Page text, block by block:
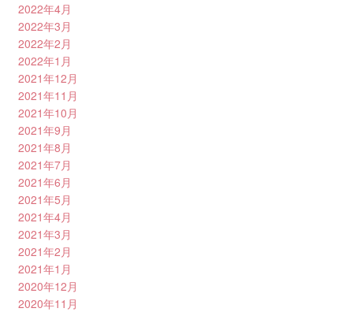
2022年4月
2022年3月
2022年2月
2022年1月
2021年12月
2021年11月
2021年10月
2021年9月
2021年8月
2021年7月
2021年6月
2021年5月
2021年4月
2021年3月
2021年2月
2021年1月
2020年12月
2020年11月